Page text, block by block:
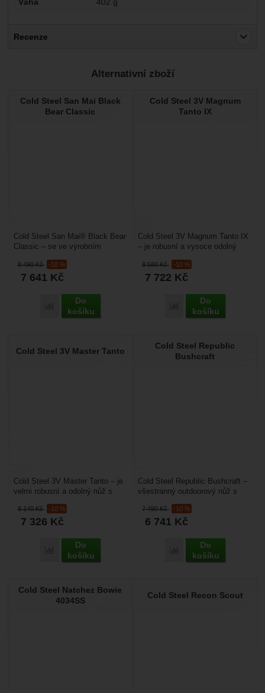
Recenze
Nebyla přidána žádná recenze.
Alternativní zboží
Cold Steel San Mai Black
Bear Classic
8 490Kč -10 %
7 641 Kč
Porovnat
Do
košíku
Cold Steel San Mai® Black Bear
Classic – se ve výrobním
mimořádně dlouhou...
Cold Steel 3V Magnum
Tanto IX
8 580Kč -10 %
7 722 Kč
Porovnat
Do
košíku
Cold Steel 3V Magnum Tanto IX
– je robusní a vysoce odolný
který má ideální...
Cold Steel 3V Master Tanto
8 140Kč -10 %
7 326 Kč
Porovnat
Do
košíku
Cold Steel 3V Master Tanto – je
velmi robusní a odolný nůž s
který vycházel...
Cold Steel Republic
Bushcraft
7 490Kč -10 %
6 741 Kč
Porovnat
Do
košíku
Cold Steel Republic Bushcraft –
všestranný outdoorový nůž s
čepele, což zvyšuje...
Cold Steel Natchez Bowie
4034SS
Cold Steel Recon Scout